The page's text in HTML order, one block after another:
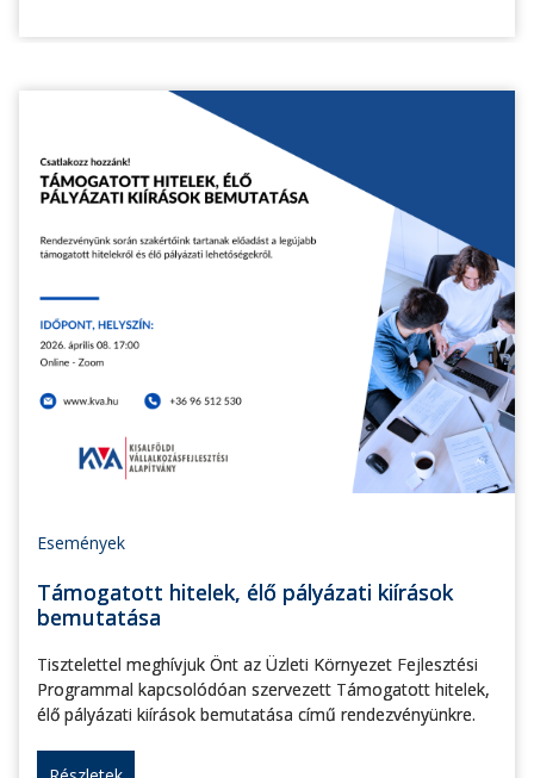
Események
Támogatott hitelek, élő pályázati kiírások
bemutatása
Tisztelettel meghívjuk Önt az Üzleti Környezet Fejlesztési
Programmal kapcsolódóan szervezett Támogatott hitelek,
élő pályázati kiírások bemutatása című rendezvényünkre.